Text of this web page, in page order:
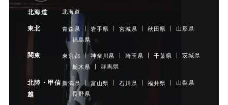
北海道 北海道
東北 青森県 岩手県 宮城県 秋田県
山形県
福島県
関東 東京都 神奈川県 埼玉県 千葉県
茨城県
栃木県
群馬県
北陸・甲信
越
新潟県 富山県 石川県 福井県
山梨県
長野県